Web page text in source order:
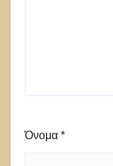
Όνομα *